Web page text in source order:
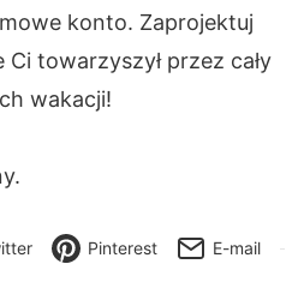
konto. Zaprojektuj
towarzyszył przez cały
wakacji!
Pinterest E-mail